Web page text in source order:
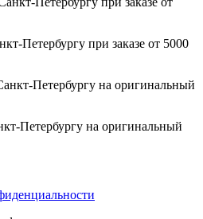
Петербургу при заказе от 5000
Петербургу на оригинальный